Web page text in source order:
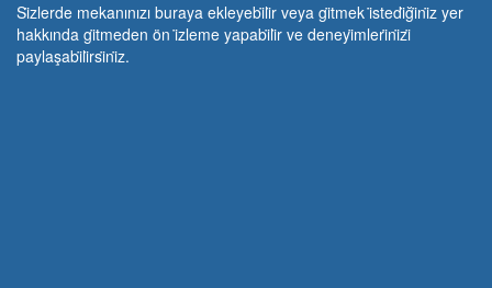
Si̇zlerde mekanınızı buraya ekleyebi̇li̇r veya gi̇tmek i̇stedi̇ği̇ni̇z yer
hakkında gi̇tmeden ön i̇zleme yapabi̇li̇r ve deneyi̇mleri̇ni̇zi̇
paylaşabi̇li̇rsi̇ni̇z.